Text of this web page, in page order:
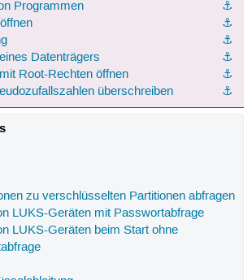
⚓︎
Programmen
⚓︎
⚓︎
⚓︎
Datenträgers
⚓︎
Root-Rechten öffnen
⚓︎
überschreiben
zu verschlüsselten Partitionen abfragen
LUKS-Geräten mit Passwortabfrage
LUKS-Geräten beim Start ohne